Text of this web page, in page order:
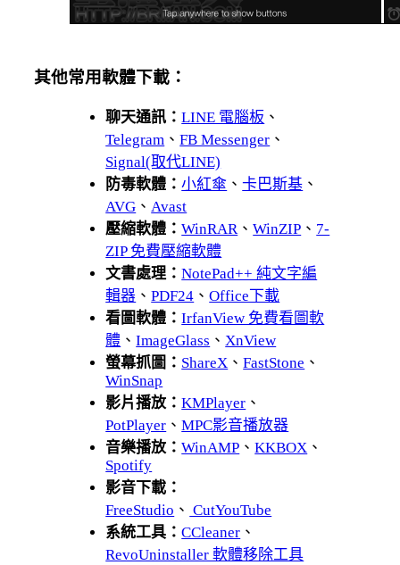
其他常用軟體下載：
聊天通訊：LINE 電腦板 、
Telegram 、FB Messenger 、
Signal(取代LINE)
防毒軟體：小紅傘 、卡巴斯基 、
AVG 、 Avast
壓縮軟體：WinRAR 、WinZIP 、 7-
ZIP 免費壓縮軟體
文書處理：NotePad++ 純文字編
輯器 、PDF24 、Office下載
看圖軟體：IrfanView 免費看圖軟
體 、ImageGlass 、 XnView
螢幕抓圖： ShareX 、FastStone 、
WinSnap
影片播放：KMPlayer 、
PotPlayer 、MPC影音播放器
音樂播放：WinAMP 、KKBOX 、
Spotify
影音下載：
FreeStudio 、 CutYouTube
系統工具：CCleaner 、
RevoUninstaller 軟體移除工具